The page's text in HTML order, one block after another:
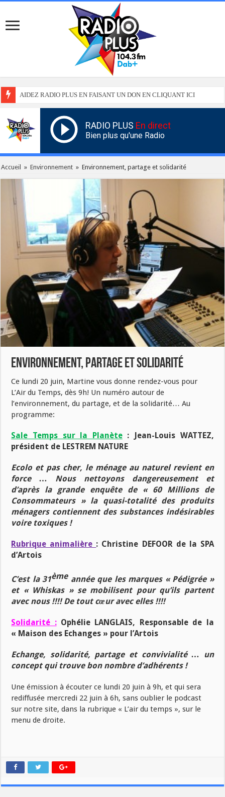
AIDEZ RADIO PLUS EN FAISANT UN DON EN CLIQUANT ICI
RADIO PLUS En direct
Bien plus qu'une Radio
Accueil » Environnement » Environnement, partage et solidarité
Environnement, partage et solidarité
Ce lundi 20 juin, Martine vous donne rendez-vous pour
L’Air du Temps, dès 9h! Un numéro autour de
l’environnement, du partage, et de la solidarité… Au
programme:
Sale Temps sur la Planète: Jean-Louis WATTEZ,
président de LESTREM NATURE
Ecolo et pas cher, le ménage au naturel revient en
force … Nous nettoyons dangereusement et
d’après la grande enquête de « 60 Millions de
Consommateurs » la quasi-totalité des produits
ménagers contiennent des substances indésirables
voire toxiques !
Rubrique animalière : Christine DEFOOR de la SPA
d’Artois
C’est la 31èmeannée que les marques « Pédigrée »
et « Whiskas » se mobilisent pour qu’ils partent
avec nous !!!! De tout cœur avec elles !!!!
Solidarité : Ophélie LANGLAIS, Responsable de la
« Maison des Echanges » pour l’Artois
Echange, solidarité, partage et convivialité … un
concept qui trouve bon nombre d’adhérents !
Une émission à écouter ce lundi 20 juin à 9h, et qui sera
rediffusée mercredi 22 juin à 6h, sans oublier le podcast
sur notre site, dans la rubrique « L’air du temps », sur le
menu de droite.